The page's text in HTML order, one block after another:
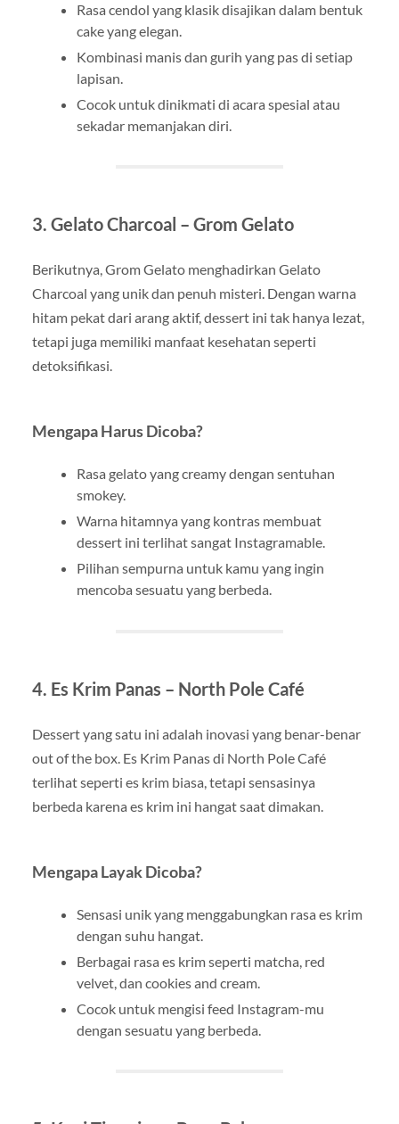
Rasa cendol yang klasik disajikan dalam bentuk
cake yang elegan.
Kombinasi manis dan gurih yang pas di setiap
lapisan.
Cocok untuk dinikmati di acara spesial atau
sekadar memanjakan diri.
3. Gelato Charcoal – Grom Gelato
Berikutnya, Grom Gelato menghadirkan Gelato
Charcoal yang unik dan penuh misteri. Dengan warna
hitam pekat dari arang aktif, dessert ini tak hanya lezat,
tetapi juga memiliki manfaat kesehatan seperti
detoksifikasi.
Mengapa Harus Dicoba?
Rasa gelato yang creamy dengan sentuhan
smokey.
Warna hitamnya yang kontras membuat
dessert ini terlihat sangat Instagramable.
Pilihan sempurna untuk kamu yang ingin
mencoba sesuatu yang berbeda.
4. Es Krim Panas – North Pole Café
Dessert yang satu ini adalah inovasi yang benar-benar
out of the box. Es Krim Panas di North Pole Café
terlihat seperti es krim biasa, tetapi sensasinya
berbeda karena es krim ini hangat saat dimakan.
Mengapa Layak Dicoba?
Sensasi unik yang menggabungkan rasa es krim
dengan suhu hangat.
Berbagai rasa es krim seperti matcha, red
velvet, dan cookies and cream.
Cocok untuk mengisi feed Instagram-mu
dengan sesuatu yang berbeda.